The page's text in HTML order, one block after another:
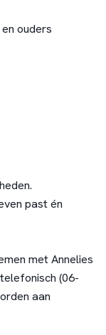
ouders
past én
met Annelies
(06-
aan